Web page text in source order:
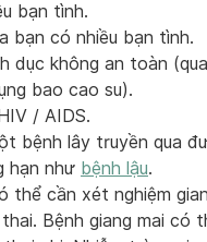
bạn tình.
bạn có nhiều bạn tình.
dục không an toàn
bao cao su).
/ AIDS.
bệnh lây truyền qua
hạn như bệnh lậu.
thể cần xét nghiệm
Bệnh giang mai có